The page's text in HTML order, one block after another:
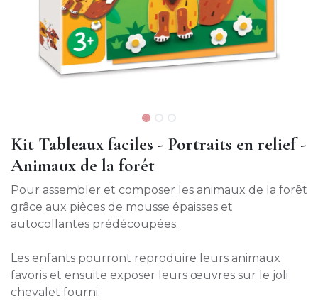
Kit Tableaux faciles - Portraits en relief -
Animaux de la forêt
Pour assembler et composer les animaux de la forêt
grâce aux pièces de mousse épaisses et
autocollantes prédécoupées.
Les enfants pourront reproduire leurs animaux
favoris et ensuite exposer leurs œuvres sur le joli
chevalet fourni.